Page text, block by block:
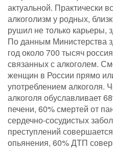
актуальной. Практически
алкоголизм у родных,
рушил не только карьеры,
По данным Министерства
год около 700 тысяч
связанных с алкоголем.
женщин в России прямо
употреблением алкоголя.
алкоголя обуславливает
печени, 60% смертей от
сердечно-сосудистых
преступлений
опьянения, 60% ДТП